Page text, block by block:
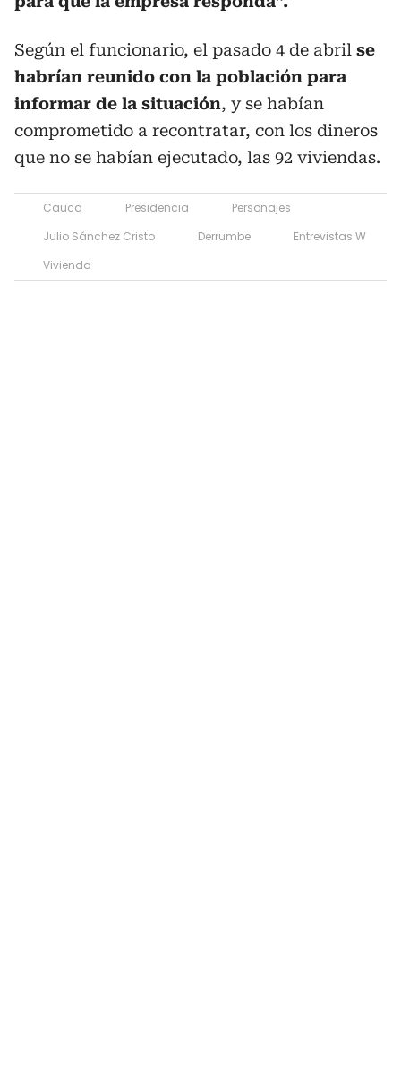
Según el funcionario, el pasado 4 de abril se
habrían reunido con la población para
informar de la situación, y se habían
comprometido a recontratar, con los dineros
que no se habían ejecutado, las 92 viviendas.
Cauca Presidencia
Personajes
Julio Sánchez Cristo
Derrumbe
Entrevistas W
Vivienda